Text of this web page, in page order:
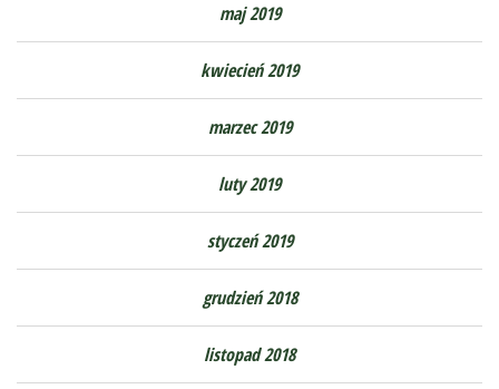
maj 2019
kwiecień 2019
marzec 2019
luty 2019
styczeń 2019
grudzień 2018
listopad 2018